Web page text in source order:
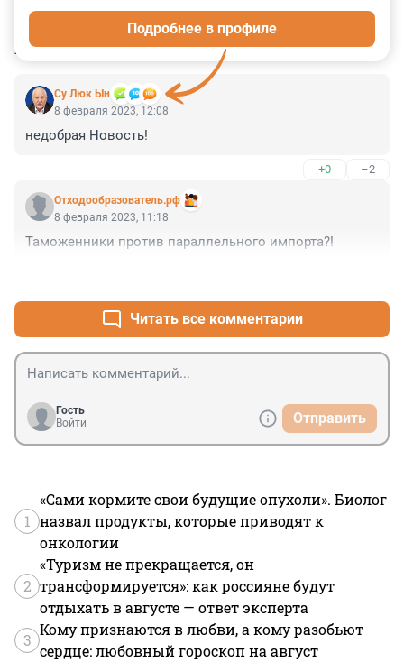
КОММЕНТАРИИ 3
Су Люк Ын
Подробнее в профиле
8 февраля 2023, 12:08
недобрая Новость!
+0 –2
Отходообразователь.рф
8 февраля 2023, 11:18
Таможенники против параллельного импорта?!
Читать все комментарии
Гость
Войти
Отправить
1
«Сами кормите свои будущие опухоли». Биолог
назвал продукты, которые приводят к
онкологии
2
«Туризм не прекращается, он
трансформируется»: как россияне будут
отдыхать в августе — ответ эксперта
3
Кому признаются в любви, а кому разобьют
сердце: любовный гороскоп на август